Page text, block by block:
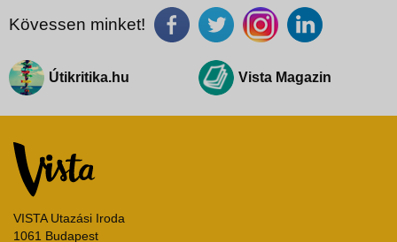
Kövessen minket!
Útikritika.hu Vista Magazin
VISTA Utazási Iroda
1061 Budapest